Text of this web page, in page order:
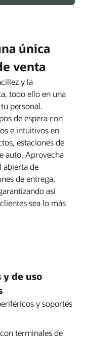
única
venta
y la
todo ello en una
personal.
de espera con
e intuitivos en
estaciones de
auto. Aprovecha
abierta de
de entrega,
así
sea lo más
de uso
y soportes
terminales de